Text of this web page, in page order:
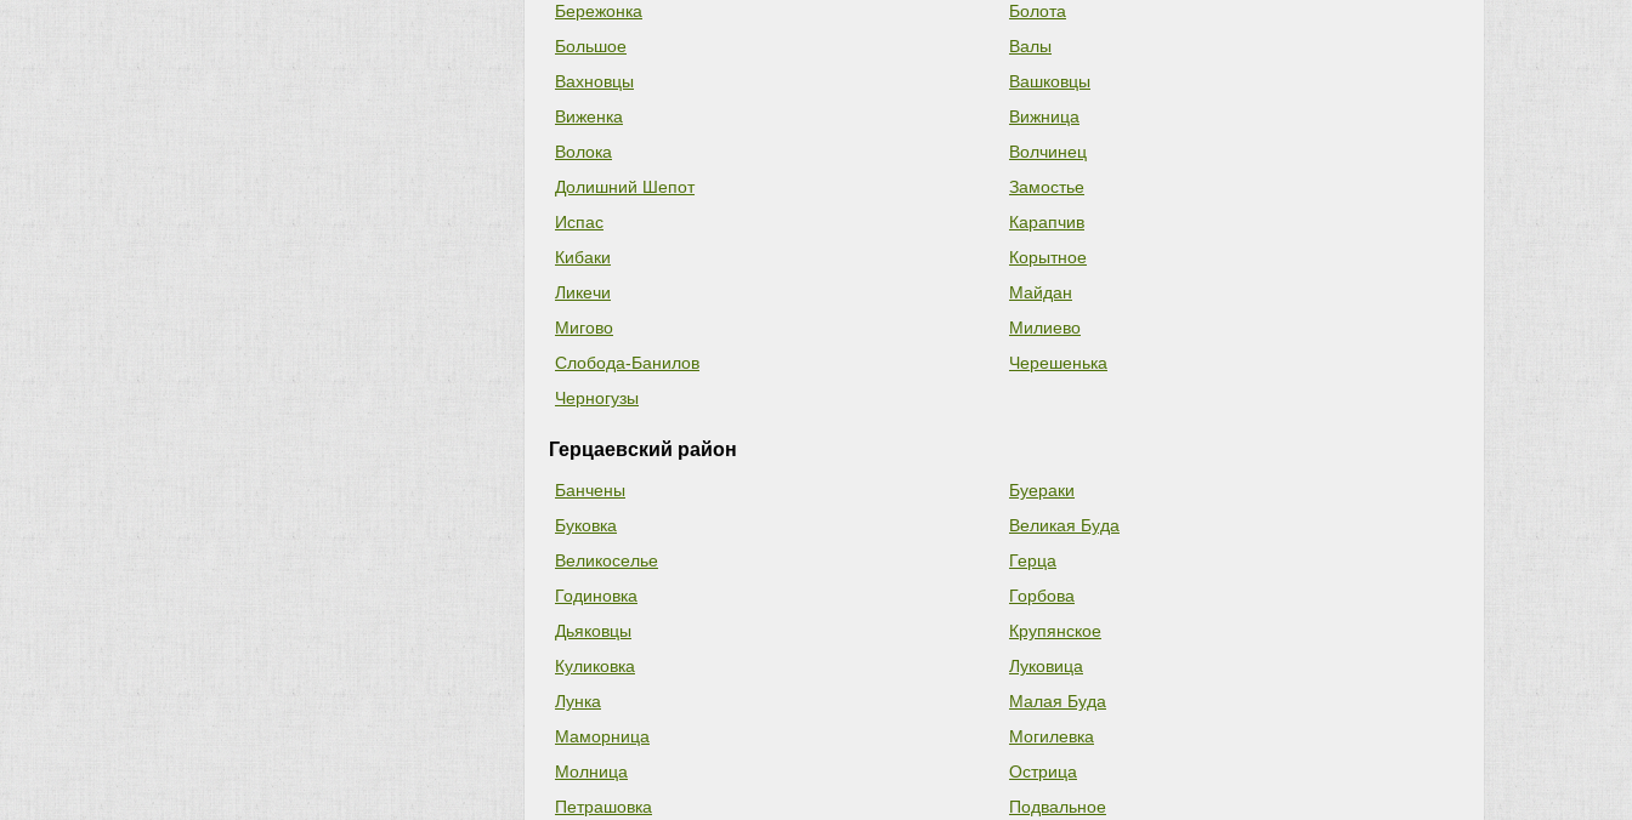
Бережонка
Болота
Большое
Валы
Вахновцы
Вашковцы
Виженка
Вижница
Волока
Волчинец
Долишний Шепот
Замостье
Испас
Карапчив
Кибаки
Корытное
Ликечи
Майдан
Мигово
Милиево
Слобода-Банилов
Черешенька
Черногузы
Герцаевский район
Банчены
Буераки
Буковка
Великая Буда
Великоселье
Герца
Годиновка
Горбова
Дьяковцы
Крупянское
Куликовка
Луковица
Лунка
Малая Буда
Маморница
Могилевка
Молница
Острица
Петрашовка
Подвальное